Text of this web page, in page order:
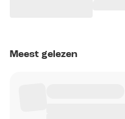
Meest gelezen